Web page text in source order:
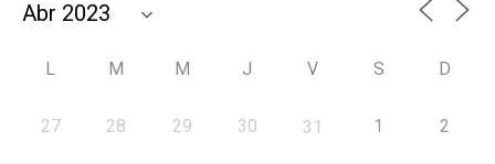
L M M J V S D
27 28 29 30 31 1 2